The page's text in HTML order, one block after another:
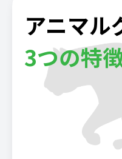
アニマル
3つの特